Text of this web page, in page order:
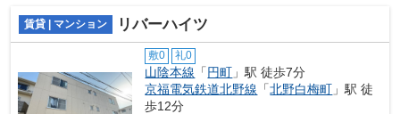
賃貸 | マンション リバーハイツ
敷0 礼0
山陰本線 「円町 」駅 徒歩7分
京福電気鉄道北野線 「北野白梅町 」駅 徒
歩12分